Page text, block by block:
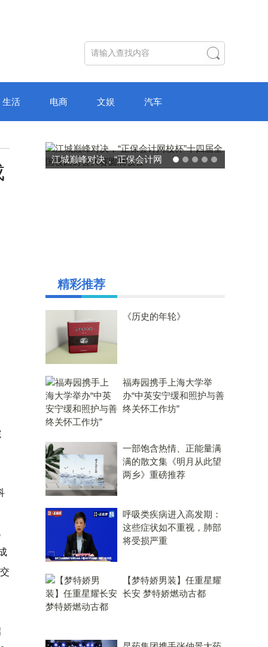
生活 电商 文娱 汽车
破局“纸面教育”：理想树AI自
精彩推荐
《历史的年轮》
福寿园携手上海大学举
办“中英安宁缓和照护与善
终关怀工作坊”
一部饱含热情、正能量满
满的散文集《明月从此望
两乡》重磅推荐
呼吸类疾病进入高发期：
这些症状如不重视，肺部
将受损严重
【梦特娇男装】任重星耀
长安 梦特娇燃动古都